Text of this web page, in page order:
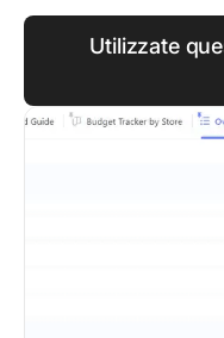
Utilizzate